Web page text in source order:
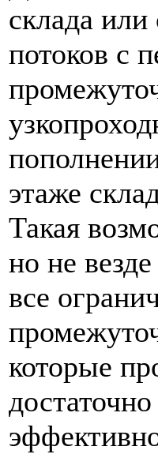
склада
потоков с
этаже
Такая
но не
все
которые